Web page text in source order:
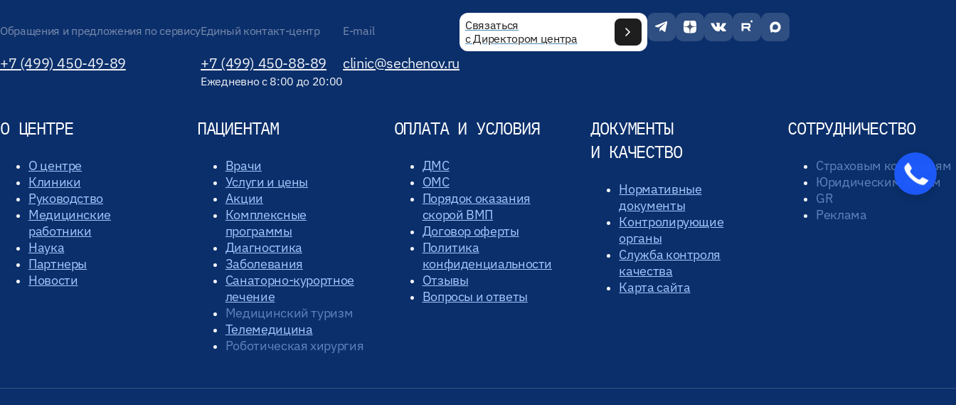
Обращения и предложения по сервису
+7 (499) 450-49-89
Единый контакт-центр
+7 (499) 450-88-89
Ежедневно с 8:00 до 20:00
E-mail
clinic@sechenov.ru
Связаться
с Директором центра
О ЦЕНТРЕ
О центре
Клиники
Руководство
Медицинские
работники
Наука
Партнеры
Новости
ПАЦИЕНТАМ
Врачи
Услуги и цены
Акции
Комплексные
программы
Диагностика
Заболевания
Санаторно-курортное
лечение
Медицинский туризм
Телемедицина
Роботическая хирургия
ОПЛАТА И УСЛОВИЯ
ДМС
ОМС
Порядок оказания
скорой ВМП
Договор оферты
Политика
конфиденциальности
Отзывы
Вопросы и ответы
ДОКУМЕНТЫ
И КАЧЕСТВО
Нормативные
документы
Контролирующие
органы
Служба контроля
качества
Карта сайта
СОТРУДНИЧЕСТВО
Страховым компаниям
Юридическим лицам
GR
Реклама